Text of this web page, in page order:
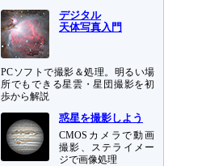
デジタル
天体写真入門
PCソフトで撮影＆処理。明るい場
所でもできる星雲・星団撮影を初
歩から解説
惑星を撮影しよう
CMOSカメラで動画
撮影、ステライメー
ジで画像処理